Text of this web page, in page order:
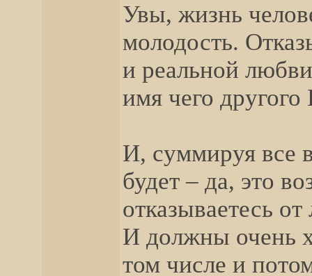
Увы, жизнь
молодость.
и реальной
имя чего
И, суммируя все
будет – да, это
отказываетесь
И должны очень
том числе и